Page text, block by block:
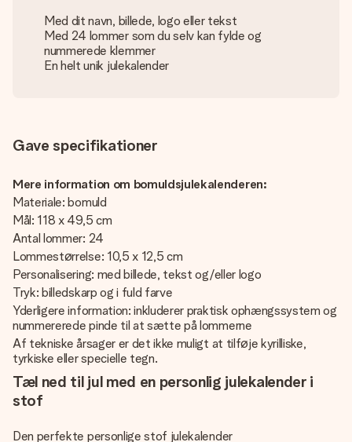
Med dit navn, billede, logo eller tekst
Med 24 lommer som du selv kan fylde og
nummerede klemmer
En helt unik julekalender
Gave specifikationer
Mere information om bomuldsjulekalenderen:
Materiale: bomuld
Mål: 118 x 49,5 cm
Antal lommer: 24
Lommestørrelse: 10,5 x 12,5 cm
Personalisering: med billede, tekst og/eller logo
Tryk: billedskarp og i fuld farve
Yderligere information: inkluderer praktisk ophængssystem og
nummererede pinde til at sætte på lommerne
Af tekniske årsager er det ikke muligt at tilføje kyrilliske,
tyrkiske eller specielle tegn.
Tæl ned til jul med en personlig julekalender i
stof
Den perfekte personlige stof julekalender